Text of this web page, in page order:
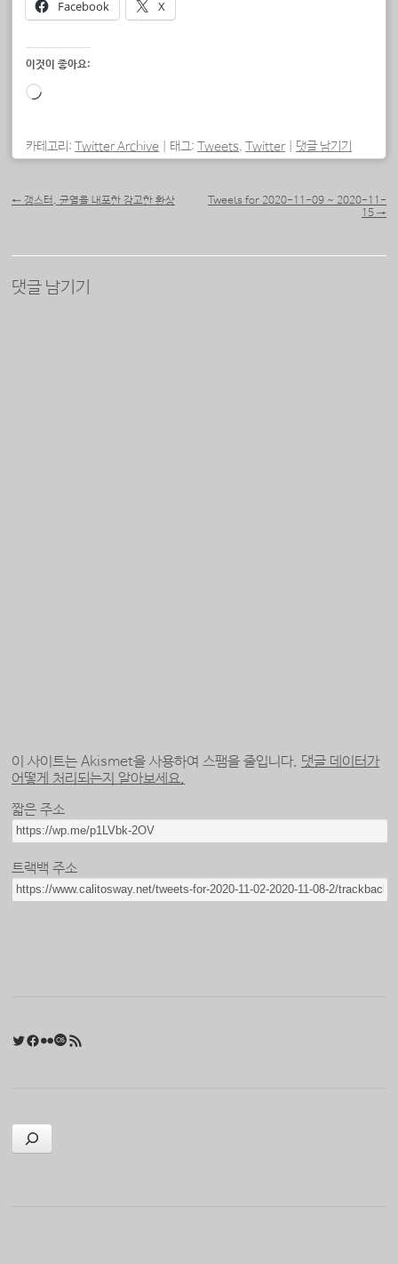
Facebook X
이것이 좋아요:
로
중...
카테고리: Twitter Archive 태그: Tweets, Twitter 댓글 남기기
← 갱스터, 균열을 내포한 강고한 환상
Tweets for 2020-11-09 ~ 2020-11-
15 →
댓글 남기기
이 사이트는 Akismet을 사용하여 스팸을 줄입니다. 댓글 데이터가
어떻게 처리되는지 알아보세요.
짧은 주소
트랙백 주소
Twitter
Facebook
FlickrLast.fm
검색